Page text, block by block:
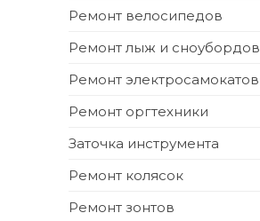
Ремонт велосипедов
Ремонт лыж и сноубордов
Ремонт электросамокатов
Ремонт оргтехники
Заточка инструмента
Ремонт колясок
Ремонт зонтов